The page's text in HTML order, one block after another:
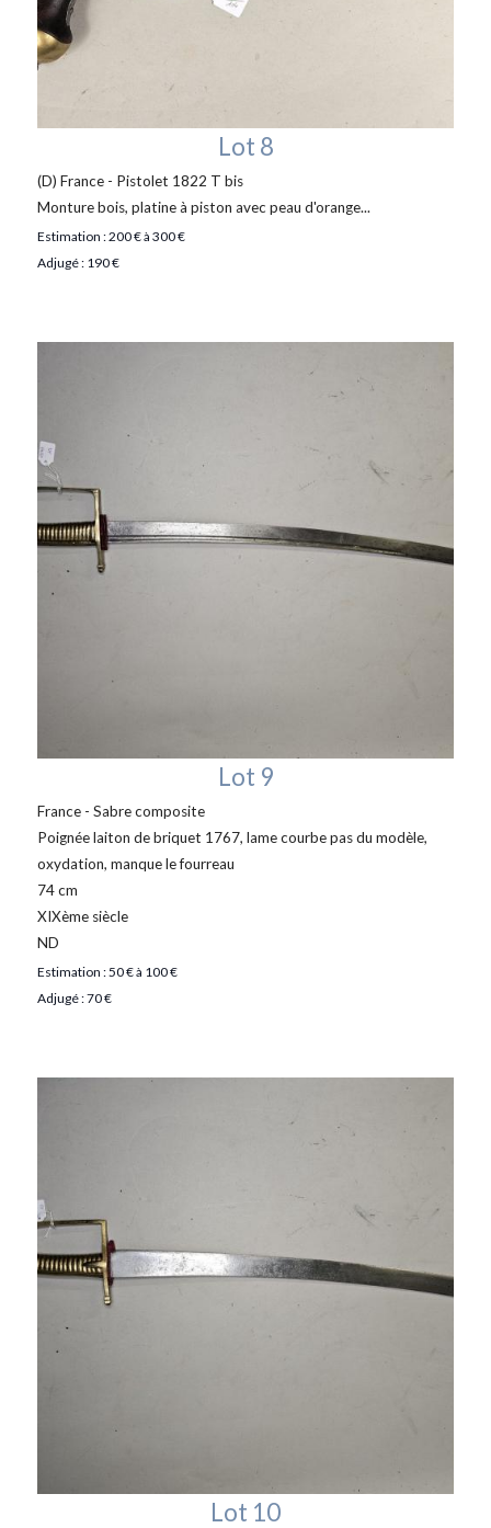
Lot 8
(D) France - Pistolet 1822 T bis
Monture bois, platine à piston avec peau d'orange...
Estimation : 200 € à 300 €
Adjugé : 190 €
Lot 9
France - Sabre composite
Poignée laiton de briquet 1767, lame courbe pas du modèle,
oxydation, manque le fourreau
74 cm
XIXème siècle
ND
Estimation : 50 € à 100 €
Adjugé : 70 €
Lot 10